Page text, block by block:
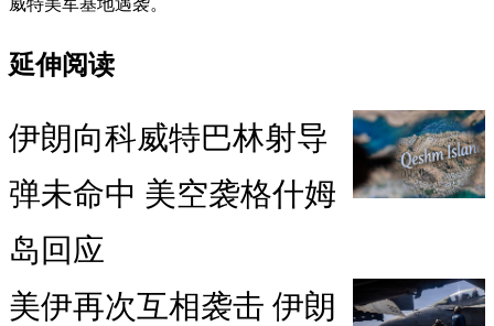
延伸阅读
伊朗向科威特巴林射导
弹未命中 美空袭格什姆
岛回应
美伊再次互相袭击 伊朗